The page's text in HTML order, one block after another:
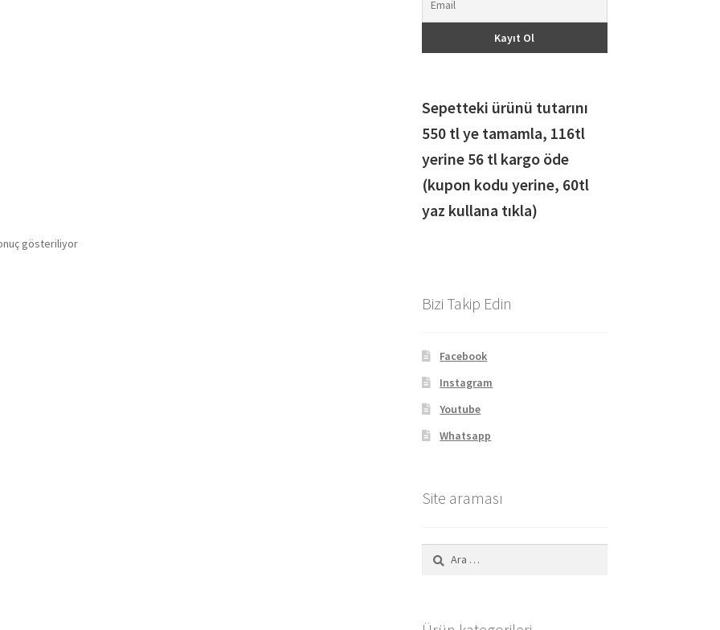
gösteriliyor
Sepetteki ürünü tutarını
550 tl ye tamamla, 116tl
yerine 56 tl kargo öde
(kupon kodu yerine, 60tl
yaz kullana tıkla)
Bizi Takip Edin
Facebook
Instagram
Youtube
Whatsapp
Site araması
Arama: